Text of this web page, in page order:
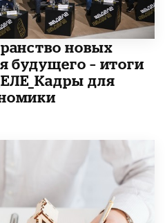
новых
будущего – итоги
для